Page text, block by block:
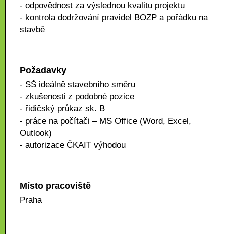
- odpovědnost za výslednou kvalitu projektu
- kontrola dodržování pravidel BOZP a pořádku na
stavbě
Požadavky
- SŠ ideálně stavebního směru
- zkušenosti z podobné pozice
- řidičský průkaz sk. B
- práce na počítači – MS Office (Word, Excel,
Outlook)
- autorizace ČKAIT výhodou
Místo pracoviště
Praha